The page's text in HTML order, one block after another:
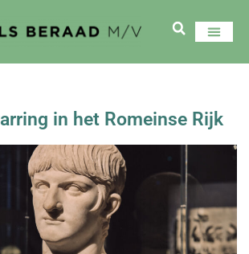
in het Romeinse Rijk